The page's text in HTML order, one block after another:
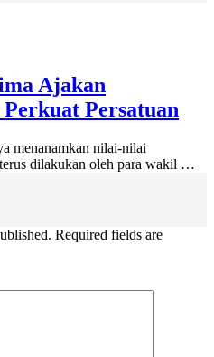
Ajakan
Persatuan
nilai-nilai
terus dilakukan oleh para wakil …
Required fields are